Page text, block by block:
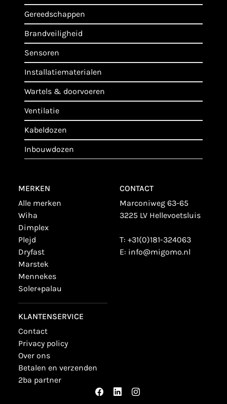
gereedschappen
brandveiligheid
sensoren
installatiematerialen
wartels & doorvoeren
ventilatie
kabeldozen
inbouwdozen
MERKEN
alle merken
wiha
dimplex
plejd
dryfast
marstek
mennekes
soler+palau
KLANTENSERVICE
contact
privacy policy
over ons
betalen en verzenden
2ba partner
CONTACT
Marconiweg 63-65
3225 LV Hellevoetsluis
T: +31(0)181-324063
E: info@migomo.nl